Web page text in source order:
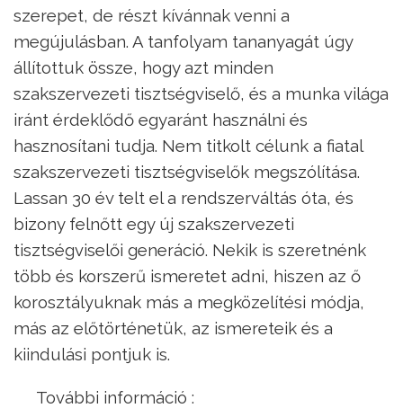
szerepet, de részt kívánnak venni a
megújulásban. A tanfolyam tananyagát úgy
állítottuk össze, hogy azt minden
szakszervezeti tisztségviselő, és a munka világa
iránt érdeklődő egyaránt használni és
hasznosítani tudja. Nem titkolt célunk a fiatal
szakszervezeti tisztségviselők megszólítása.
Lassan 30 év telt el a rendszerváltás óta, és
bizony felnőtt egy új szakszervezeti
tisztségviselői generáció. Nekik is szeretnénk
több és korszerű ismeretet adni, hiszen az ő
korosztályuknak más a megközelítési módja,
más az előtörténetük, az ismereteik és a
kiindulási pontjuk is.
További információ :